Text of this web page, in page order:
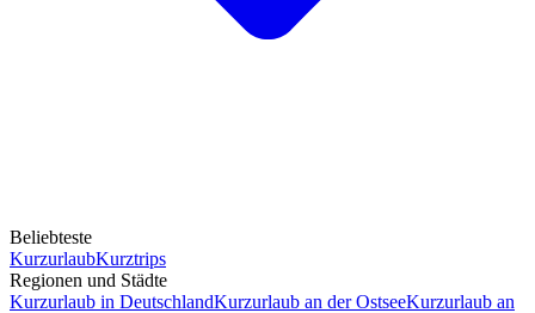
Beliebteste
KurzurlaubKurztrips
Regionen und Städte
Kurzurlaub in DeutschlandKurzurlaub an der OstseeKurzurlaub an